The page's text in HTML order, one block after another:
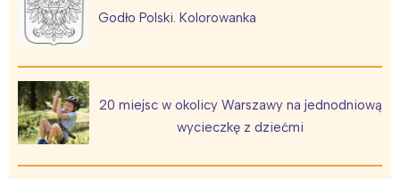
Godło Polski. Kolorowanka
20 miejsc w okolicy Warszawy na jednodniową
wycieczkę z dziećmi